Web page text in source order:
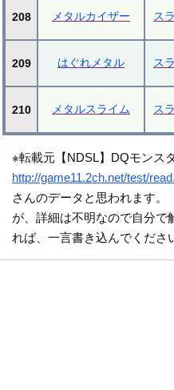
208 メタルカイザー ス
209 はぐれメタル ス
210 メタルスライム ス
※転載元【NDSL】DQモンス
http://game11.2ch.net/test/
さんのデータと思われます。
が、詳細は不明なので自分で
れば、一言書き込んでくださ